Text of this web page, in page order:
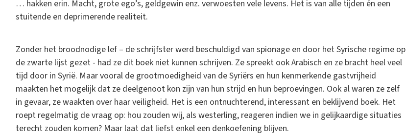
… hakken erin. Macht, grote ego’s, geldgewin enz. verwoesten vele levens. Het is van alle tijden én een
stuitende en deprimerende realiteit.
Zonder het broodnodige lef – de schrijfster werd beschuldigd van spionage en door het Syrische regime op
de zwarte lijst gezet - had ze dit boek niet kunnen schrijven. Ze spreekt ook Arabisch en ze bracht heel veel
tijd door in Syrië. Maar vooral de grootmoedigheid van de Syriërs en hun kenmerkende gastvrijheid
maakten het mogelijk dat ze deelgenoot kon zijn van hun strijd en hun beproevingen. Ook al waren ze zelf
in gevaar, ze waakten over haar veiligheid. Het is een ontnuchterend, interessant en beklijvend boek. Het
roept regelmatig de vraag op: hou zouden wij, als westerling, reageren indien we in gelijkaardige situaties
terecht zouden komen? Maar laat dat liefst enkel een denkoefening blijven.